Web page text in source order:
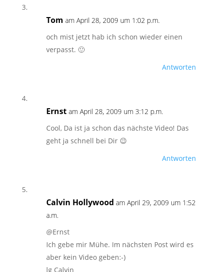
Tom am April 28, 2009 um 1:02 p.m.
och mist jetzt hab ich schon wieder einen
verpasst. 🙂
Antworten
Ernst am April 28, 2009 um 3:12 p.m.
Cool, Da ist ja schon das nächste Video! Das
geht ja schnell bei Dir 😉
Antworten
Calvin Hollywood am April 29, 2009 um 1:52
a.m.
@Ernst
Ich gebe mir Mühe. Im nächsten Post wird es
aber kein Video geben:-)
lg Calvin